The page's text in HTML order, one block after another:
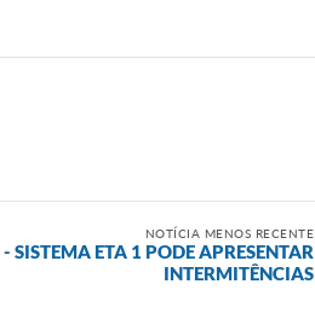
NOTÍCIA MENOS RECENTE
ETA 1 PODE APRESENTAR
INTERMITÊNCIAS